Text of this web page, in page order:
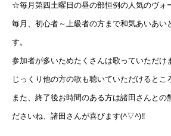
☆毎月第四土曜日の昼の部恒例の人気のヴォ
毎月、初心者～上級者の方まで和気あいあい
す。
参加者が多いためたくさんは歌っていただけ
じっくり他の方の歌も聴いていただけるとこ
また、終了後お時間のある方は諸田さんとの
ださいね、諸田さんが喜びます(^▽^)‼